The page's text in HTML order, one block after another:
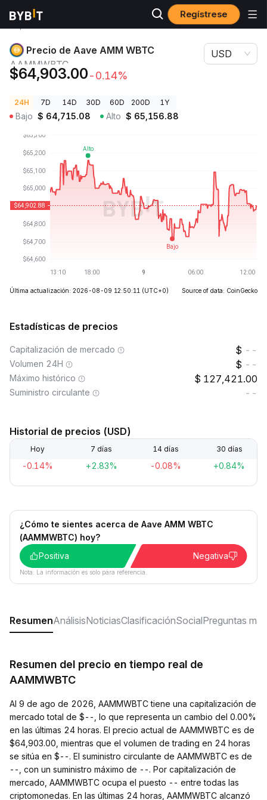
Regístrese
Precios de
Precio de Aave AMM WBTC
Precio de Aave AMM WBTC
AAMMWBTC
$64,903.00-0.14%
USD
24H 7D 14D 30D 60D 200D 1Y
Bajo $ 64,715.08 Alto $ 65,156.88
Última actualización: 2026-08-09 12:50:11 (UTC+0) Source of data: CoinGecko
Estadísticas de precios
Capitalización de mercado --
Volumen 24H --
Máximo histórico 127,421.00
Suministro circulante --
Historial de precios (USD)
Hoy 7 días 14 días 30 días
-0.14% +2.83% -0.08% +0.84%
¿Cómo te sientes acerca de Aave AMM WBTC
(AAMMWBTC) hoy?
Positiva
Negativa
Nota: La información es solo para referencia.
ResumenAnálisisNoticiasClasificaciónSocialPreguntas
Resumen del precio en tiempo real de
AAMMWBTC
Al 9 de ago de 2026, AAMMWBTC tiene una capitalización de
mercado total de $--, lo que representa un cambio del 0.00%
en las últimas 24 horas. El precio actual de AAMMWBTC es de
$64,903.00, mientras que el volumen de trading en 24 horas
se sitúa en $--. El suministro circulante de AAMMWBTC es de
--, con un suministro máximo de --. Por capitalización de
mercado, AAMMWBTC ocupa el puesto -- entre todas las
criptomonedas. En las últimas 24 horas, AAMMWBTC alcanzó